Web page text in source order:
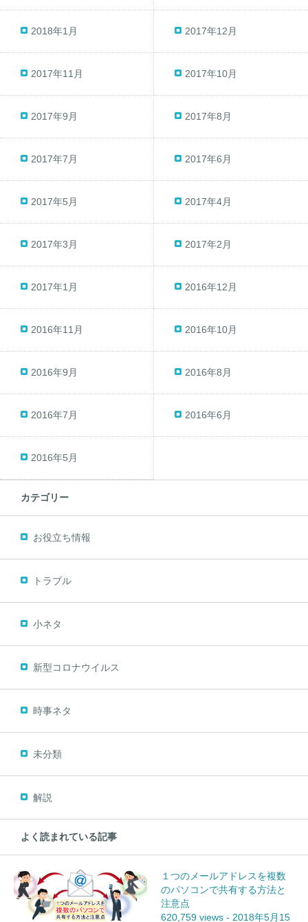
2018年1月 2017年12月
2017年11月 2017年10月
2017年9月 2017年8月
2017年7月 2017年6月
2017年5月 2017年4月
2017年3月 2017年2月
2017年1月 2016年12月
2016年11月 2016年10月
2016年9月 2016年8月
2016年7月 2016年6月
2016年5月
カテゴリー
お役立ち情報
トラブル
小ネタ
新型コロナウイルス
時事ネタ
未分類
解説
よく読まれている記事
１つのメールアドレスを複数
のパソコンで共有する方法と
注意点
620,759 views - 2018年5月15